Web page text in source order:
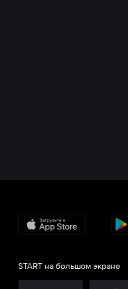
START на большом экране